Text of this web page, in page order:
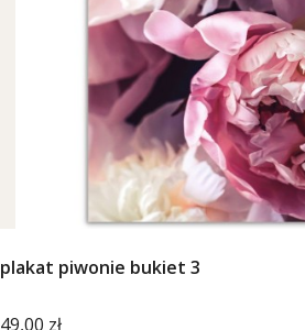
plakat piwonie bukiet 3
Cena
49,00 zł